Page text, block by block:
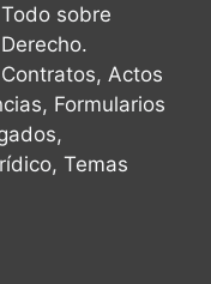
Todo sobre
Derecho.
Contratos, Actos
Formularios
Temas